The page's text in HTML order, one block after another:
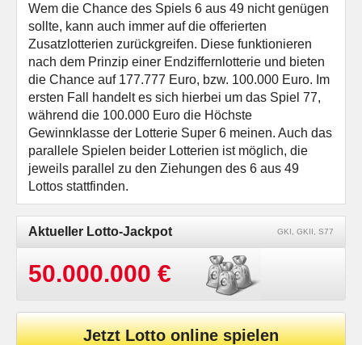
Wem die Chance des Spiels 6 aus 49 nicht genügen
sollte, kann auch immer auf die offerierten
Zusatzlotterien zurückgreifen. Diese funktionieren
nach dem Prinzip einer Endziffernlotterie und bieten
die Chance auf 177.777 Euro, bzw. 100.000 Euro. Im
ersten Fall handelt es sich hierbei um das Spiel 77,
während die 100.000 Euro die Höchste
Gewinnklasse der Lotterie Super 6 meinen. Auch das
parallele Spielen beider Lotterien ist möglich, die
jeweils parallel zu den Ziehungen des 6 aus 49
Lottos stattfinden.
Aktueller Lotto-Jackpot GKI, GKII, S77
50.000.000 €
Jetzt Lotto online spielen